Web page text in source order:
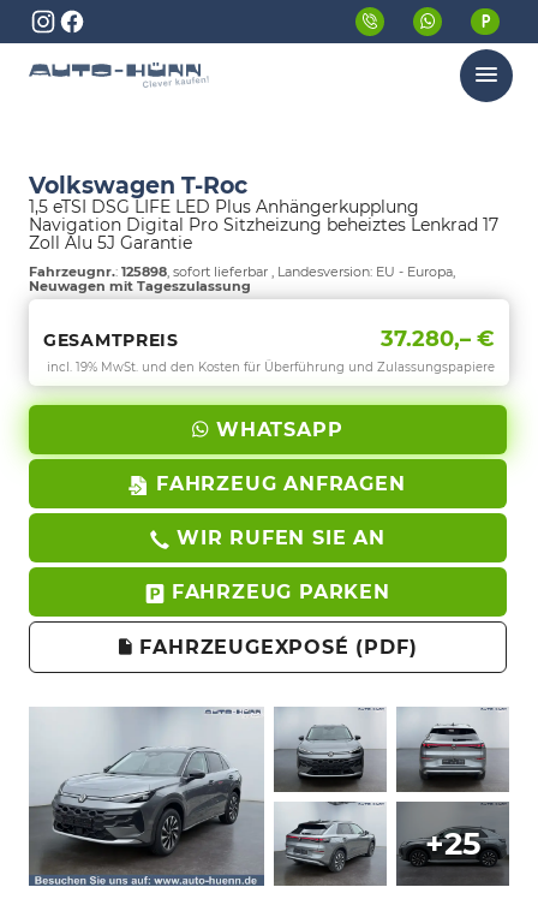
Menü
Volkswagen T-Roc
1,5 eTSI DSG LIFE LED Plus Anhängerkupplung
Navigation Digital Pro Sitzheizung beheiztes Lenkrad 17
Zoll Alu 5J Garantie
Fahrzeugnr.: 125898, sofort lieferbar , Landesversion: EU - Europa,
Neuwagen mit Tageszulassung
GESAMTPREIS 37.280,– €
incl. 19% MwSt. und den Kosten für Überführung und Zulassungspapiere
WHATSAPP
FAHRZEUG ANFRAGEN
WIR RUFEN SIE AN
FAHRZEUG PARKEN
FAHRZEUGEXPOSÉ (PDF)
+25